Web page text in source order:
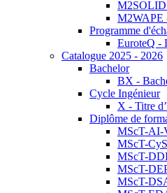
M2WAPE
Programme
EuroteQ -
Catalogue 2025 - 2026
Bachelor
BX -
Cycle Ingénieur
X - Titre
Diplôme de
MScT-AI-
MScT-
MScT-
MScT-
MScT-